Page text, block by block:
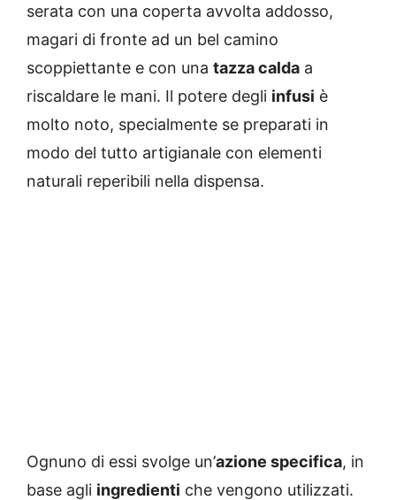
serata con una coperta avvolta addosso,
magari di fronte ad un bel camino
scoppiettante e con una tazza calda a
riscaldare le mani. Il potere degli infusi è
molto noto, specialmente se preparati in
modo del tutto artigianale con elementi
naturali reperibili nella dispensa.
Ognuno di essi svolge un’azione specifica, in
base agli ingredienti che vengono utilizzati.